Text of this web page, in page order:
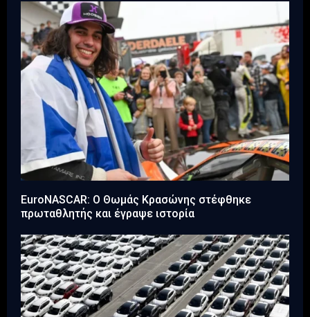
EuroNASCAR: Ο Θωμάς Κρασώνης στέφθηκε
πρωταθλητής και έγραψε ιστορία